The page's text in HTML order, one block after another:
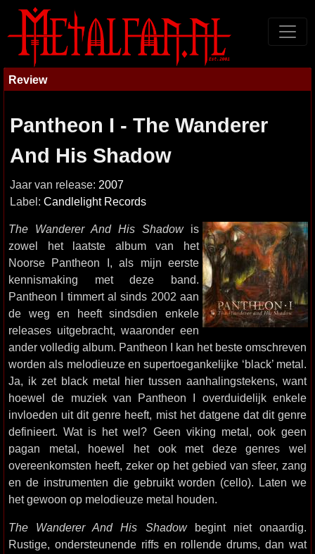
Review
Pantheon I - The Wanderer
And His Shadow
Jaar van release: 2007
Label: Candlelight Records
The Wanderer And His Shadowis
zowel het laatste album van het
Noorse Pantheon I, als mijn eerste
kennismaking met deze band.
Pantheon I timmert al sinds 2002 aan
de weg en heeft sindsdien enkele
releases uitgebracht, waaronder een
ander volledig album. Pantheon I kan het beste omschreven
worden als melodieuze en supertoegankelijke ‘black’ metal.
Ja, ik zet black metal hier tussen aanhalingstekens, want
hoewel de muziek van Pantheon I overduidelijk enkele
invloeden uit dit genre heeft, mist het datgene dat dit genre
definieert. Wat is het wel? Geen viking metal, ook geen
pagan metal, hoewel het ook met deze genres wel
overeenkomsten heeft, zeker op het gebied van sfeer, zang
en de instrumenten die gebruikt worden (cello). Laten we
het gewoon op melodieuze metal houden.
The Wanderer And His Shadowbegint niet onaardig.
Rustige, ondersteunende riffs en rollende drums, dan wat